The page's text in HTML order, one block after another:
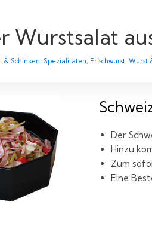
Wurstsalat
& Schinken-Spezialitäten, Frischwurst, Wurst
Der
Hinzu
Zum
Eine